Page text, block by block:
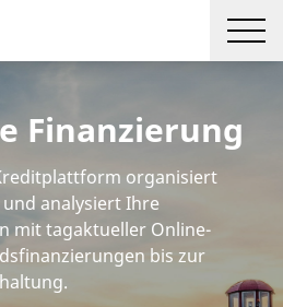
Finanzierung
organisiert
analysiert Ihre
mit tagaktueller Online-
bis zur